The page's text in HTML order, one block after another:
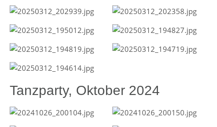
Tanzparty, Oktober 2024